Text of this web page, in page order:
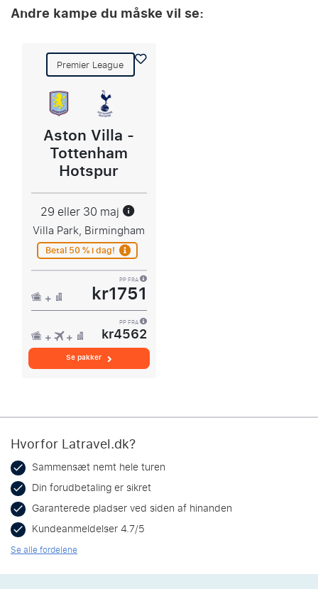
Andre kampe du måske vil se:
Premier League
Aston Villa -
Tottenham
Hotspur
29 eller 30 maj
Villa Park, Birmingham
Betal 50 % i dag!
PP FRA
kr1751
PP FRA
kr4562
Se pakker
Hvorfor Latravel.dk?
Sammensæt nemt hele turen
Din forudbetaling er sikret
Garanterede pladser ved siden af hinanden
Kundeanmeldelser 4.7/5
Se alle fordelene